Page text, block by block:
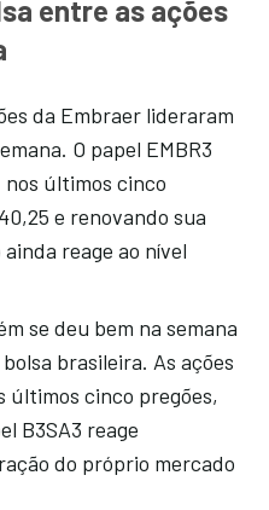
entre as ações
da Embraer lideraram
O papel EMBR3
nos últimos cinco
e renovando sua
reage ao nível
se deu bem na semana
brasileira. As ações
últimos cinco pregões,
B3SA3 reage
do próprio mercado